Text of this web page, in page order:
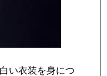
い衣装を身につ